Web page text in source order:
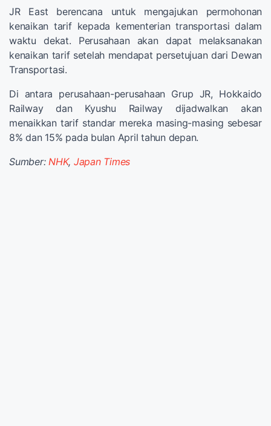
JR East berencana untuk mengajukan permohonan
kenaikan tarif kepada kementerian transportasi dalam
waktu dekat. Perusahaan akan dapat melaksanakan
kenaikan tarif setelah mendapat persetujuan dari Dewan
Transportasi.
Di antara perusahaan-perusahaan Grup JR, Hokkaido
Railway dan Kyushu Railway dijadwalkan akan
menaikkan tarif standar mereka masing-masing sebesar
8% dan 15% pada bulan April tahun depan.
Sumber: NHK, Japan Times